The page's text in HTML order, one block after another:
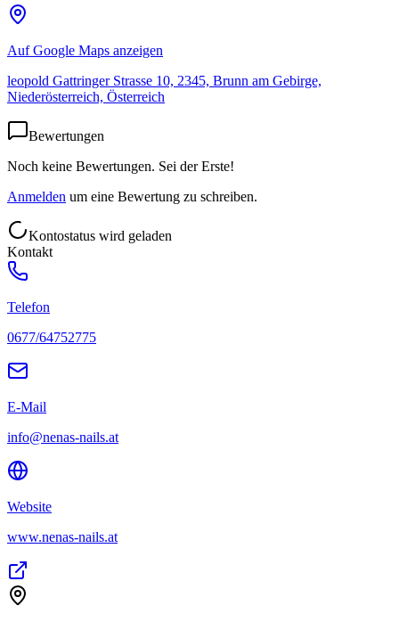
Auf Google Maps anzeigen
leopold Gattringer Strasse 10, 2345, Brunn am Gebirge,
Niederösterreich, Österreich
Bewertungen
Noch keine Bewertungen. Sei der Erste!
Anmelden um eine Bewertung zu schreiben.
Kontostatus wird geladen
Kontakt
Telefon
0677/64752775
E-Mail
info@nenas-nails.at
Website
www.nenas-nails.at